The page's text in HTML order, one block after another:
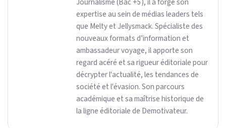
Journalisme (Bac +5), il a forgé son
expertise au sein de médias leaders tels
que Melty et Jellysmack. Spécialiste des
nouveaux formats d’information et
ambassadeur voyage, il apporte son
regard acéré et sa rigueur éditoriale pour
décrypter l'actualité, les tendances de
société et l'évasion. Son parcours
académique et sa maîtrise historique de
la ligne éditoriale de Demotivateur.